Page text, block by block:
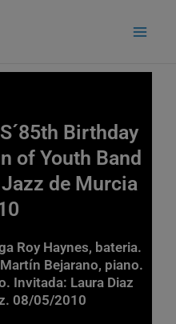
Birthday
of Youth Band
de Murcia
Roy Haynes, bateria.
Bejarano, piano.
Invitada: Laura Diaz
08/05/2010